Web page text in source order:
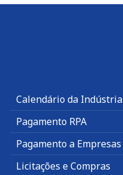
Calendário da Indústria
Pagamento RPA
Pagamento a Empresas
Licitações e Compras